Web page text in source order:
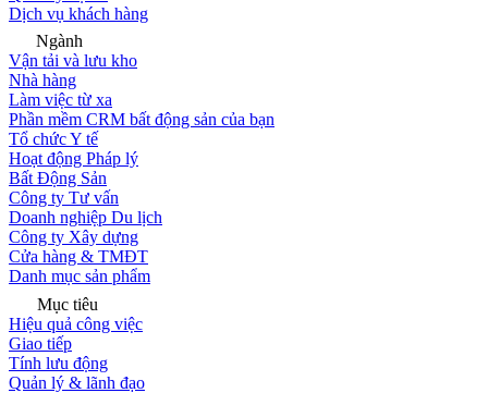
Dịch vụ khách hàng
Ngành
Vận tải và lưu kho
Nhà hàng
Làm việc từ xa
Phần mềm CRM bất động sản của bạn
Tổ chức Y tế
Hoạt động Pháp lý
Bất Động Sản
Công ty Tư vấn
Doanh nghiệp Du lịch
Công ty Xây dựng
Cửa hàng & TMĐT
Danh mục sản phẩm
Mục tiêu
Hiệu quả công việc
Giao tiếp
Tính lưu động
Quản lý & lãnh đạo